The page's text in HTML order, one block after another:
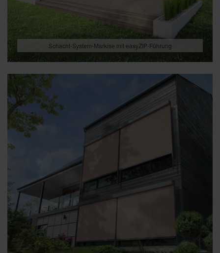
Schacht-System-Markise mit easyZIP-Führung